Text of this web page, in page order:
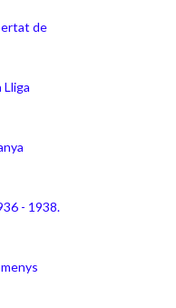
de
Lliga
- 1938.